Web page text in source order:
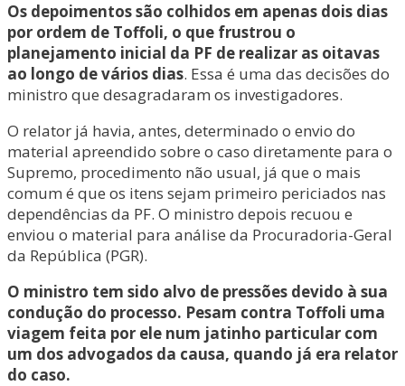
Os depoimentos são colhidos em apenas dois dias
por ordem de Toffoli, o que frustrou o
planejamento inicial da PF de realizar as oitavas
ao longo de vários dias. Essa é uma das decisões do
ministro que desagradaram os investigadores.
O relator já havia, antes, determinado o envio do
material apreendido sobre o caso diretamente para o
Supremo, procedimento não usual, já que o mais
comum é que os itens sejam primeiro periciados nas
dependências da PF. O ministro depois recuou e
enviou o material para análise da Procuradoria-Geral
da República (PGR).
O ministro tem sido alvo de pressões devido à sua
condução do processo. Pesam contra Toffoli uma
viagem feita por ele num jatinho particular com
um dos advogados da causa, quando já era relator
do caso.